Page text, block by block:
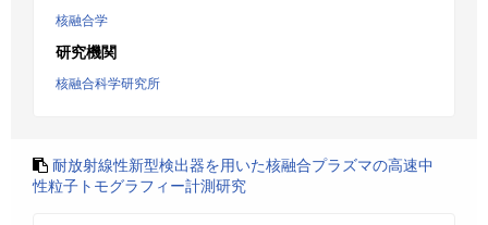
核融合学
研究機関
核融合科学研究所
耐放射線性新型検出器を用いた核融合プラズマの高速中
性粒子トモグラフィー計測研究